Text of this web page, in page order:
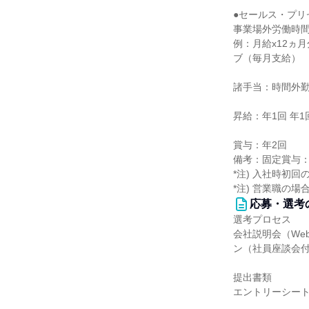
●セールス・プリ
事業場外労働時
例：月給x12ヵ
ブ（毎月支給）
諸手当：時間外
昇給：年1回 年1
賞与：年2回
備考：固定賞与
*注) 入社時初回
*注) 営業職の場
応募・選考
選考プロセス
会社説明会（
ン（社員座談
提出書類
エントリーシー